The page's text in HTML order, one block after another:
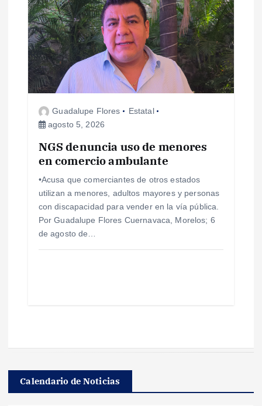
s
Guadalupe Flores
Estatal
agosto 5, 2026
NGS denuncia uso de menores
en comercio ambulante
•Acusa que comerciantes de otros estados
utilizan a menores, adultos mayores y personas
con discapacidad para vender en la vía pública.
Por Guadalupe Flores Cuernavaca, Morelos; 6
de agosto de…
Calendario de Noticias